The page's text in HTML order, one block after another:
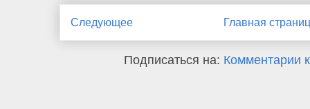
Следующее Главная
Подписаться на: Комментарии